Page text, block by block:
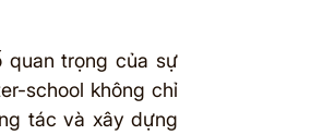
quan trọng của sự
school không chỉ
tác và xây dựng